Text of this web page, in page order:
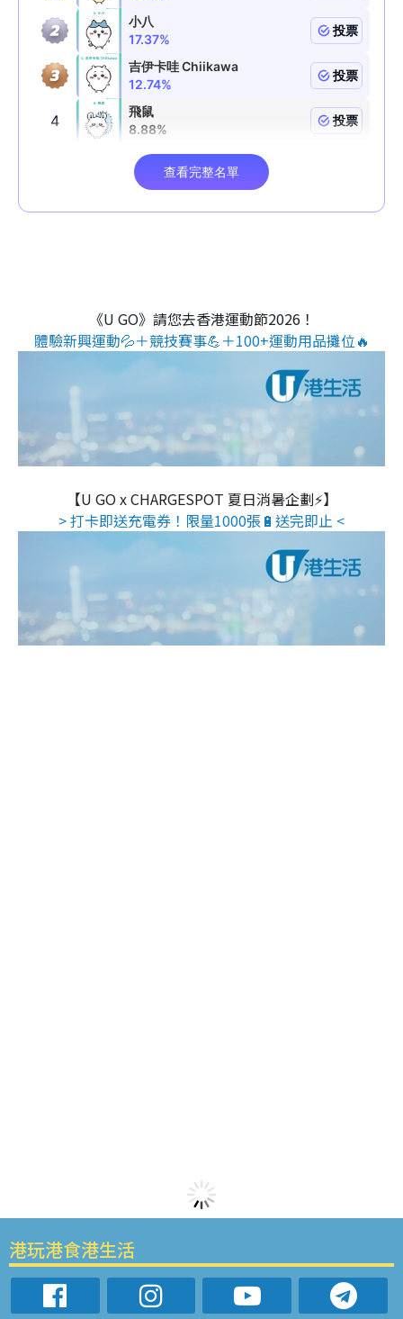
《U GO》請您去香港運動節2026！
體驗新興運動💦＋競技賽事💪＋100+運動用品攤位🔥
【U GO x CHARGESPOT 夏日消暑企劃⚡】
> 打卡即送充電券！限量1000張🔋送完即止 <
港玩港食港生活